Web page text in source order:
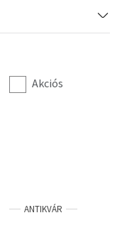
Akciós
ANTIKVÁR